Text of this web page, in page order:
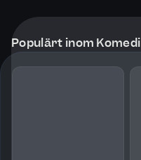
Populärt inom Komedi